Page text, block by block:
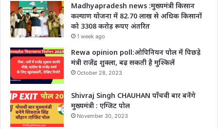
Madhyapradesh news :मुख्यमंत्री किसान
कल्याण योजना में 82.70 लाख से अधिक किसानों
को 3308 करोड़ रूपए अंतरित
1 week ago
Rewa opinion poll:ओपिनियन पोल में पिछड़े
मंत्री राजेंद्र शुक्ला, बढ़ सकती है मुश्किलें
October 28, 2023
Shivraj Singh CHAUHAN पाँचवी बार बनेंगे
मुख्यमंत्री : एग्जिट पोल
November 30, 2023